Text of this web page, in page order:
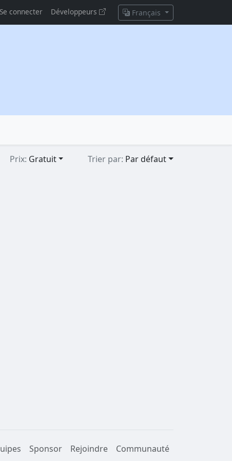
Se connecter Développeurs Français
Prix: Gratuit Trier par: Par défaut
Sponsor Rejoindre Communauté